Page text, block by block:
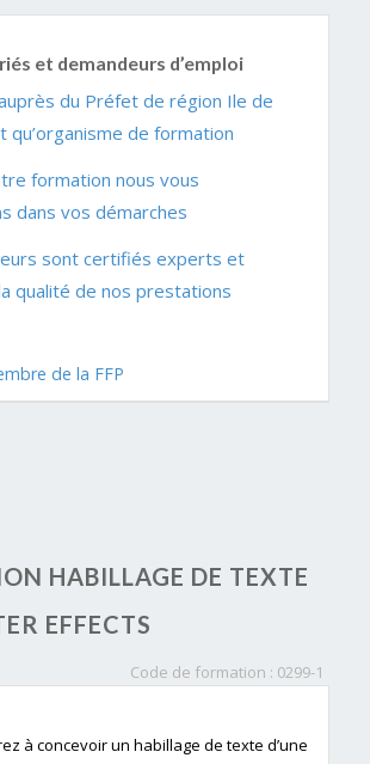
et demandeurs d’emploi
du Préfet de région Ile de
qu’organisme de formation
formation nous vous
dans vos démarches
sont certifiés experts et
qualité de nos prestations
de la FFP
HABILLAGE DE TEXTE
EFFECTS
Code de formation : 0299-1
à concevoir un habillage de texte d’une